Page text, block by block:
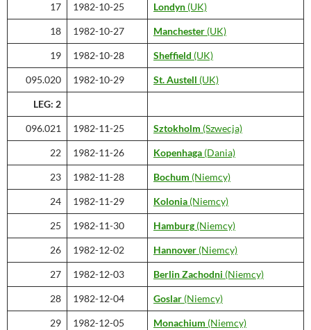
17 1982-10-25 Londyn (UK)
18 1982-10-27 Manchester (UK)
19 1982-10-28 Sheffield (UK)
095.020 1982-10-29 St. Austell (UK)
LEG: 2
096.021 1982-11-25 Sztokholm (Szwecja)
22 1982-11-26 Kopenhaga (Dania)
23 1982-11-28 Bochum (Niemcy)
24 1982-11-29 Kolonia (Niemcy)
25 1982-11-30 Hamburg (Niemcy)
26 1982-12-02 Hannover (Niemcy)
27 1982-12-03 Berlin Zachodni (Niemcy)
28 1982-12-04 Goslar (Niemcy)
29 1982-12-05 Monachium (Niemcy)